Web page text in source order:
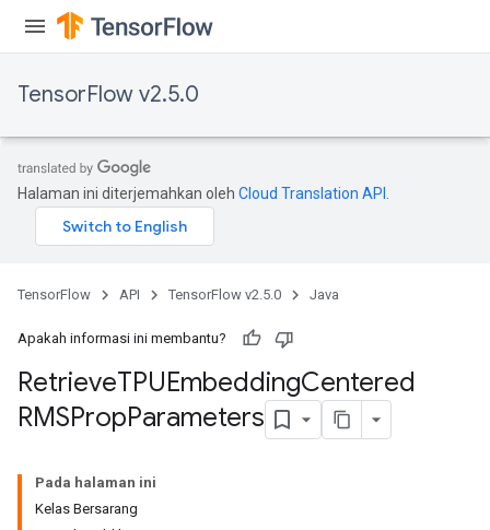
TensorFlow v2.5.0
Halaman ini diterjemahkan oleh Cloud Translation API
TensorFlow API TensorFlow v2.5.0 Java
Apakah informasi ini membantu?
RetrieveTPUEmbeddingCentered
RMSPropParameters
Pada halaman ini
Kelas Bersarang